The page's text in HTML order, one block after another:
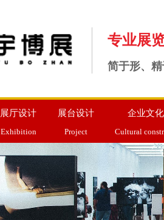
专业展
简于形、
展厅设计
Exhibition
展台设计
Project
企业文
Cultural